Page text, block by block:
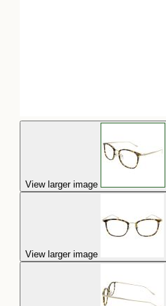
View larger image
View larger image